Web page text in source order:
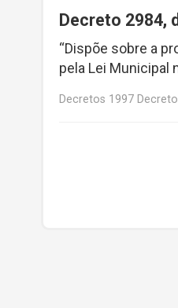
Decreto 2984,
“Dispõe sobre a
pela Lei Municipal
Decretos 1997